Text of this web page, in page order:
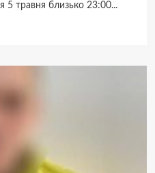
5 травня близько 23:00...